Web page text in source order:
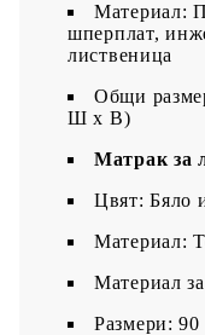
Материал:
шперплат,
лиственица
Общи
Ш x В)
Матрак за
Цвят: Бяло
Материал:
Материал
Размери: